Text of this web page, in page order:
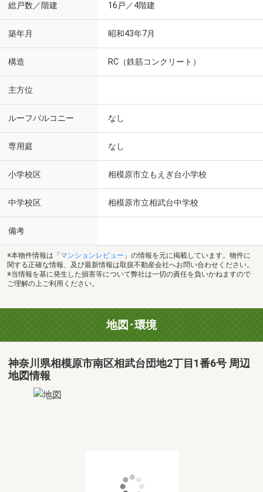
総戸数／階建 16戸／4階建
築年月 昭和43年7月
構造 RC（鉄筋コンクリート）
主方位
ルーフバルコニー なし
専用庭 なし
小学校区 相模原市立もえぎ台小学校
中学校区 相模原市立相武台中学校
備考
※本物件情報は「 マンションレビュー 」の情報を元に掲載しています。物件に
関する正確な情報、及び最新情報は取扱不動産会社へお問い合わせください。
※当情報を基に発生した損害等について弊社は一切の責任を負いかねますので
ご理解の上ご利用ください。
地図･環境
神奈川県相模原市南区相武台団地2丁目1番6号 周辺
地図情報